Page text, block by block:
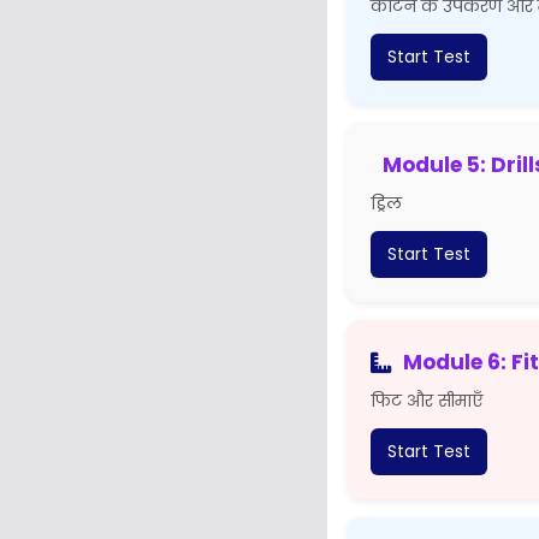
काटने के उपकरण और
Start Test
Module 5:
ड्रिल
Start Test
Module 6:
फिट और सीमाएँ
Start Test